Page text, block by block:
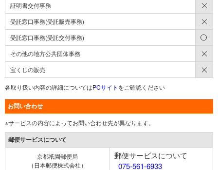
証明書交付事務
受託窓口事務(受託販売事務)
受託窓口事務(受託交付事務)
その他の地方公共団体事務
宝くじの販売
各取り扱い内容の詳細についてはPCサイト をご確認ください
お問い合わせ
※サービスの内容によってお問い合わせ先が異なります。
郵便サービスについて
京都祇園郵便局
（日本郵便株式会社）
郵便サービスについて
075-561-6933